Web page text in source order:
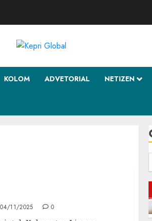
KOLOM ADVETORIAL NETIZEN
04/11/2025 0